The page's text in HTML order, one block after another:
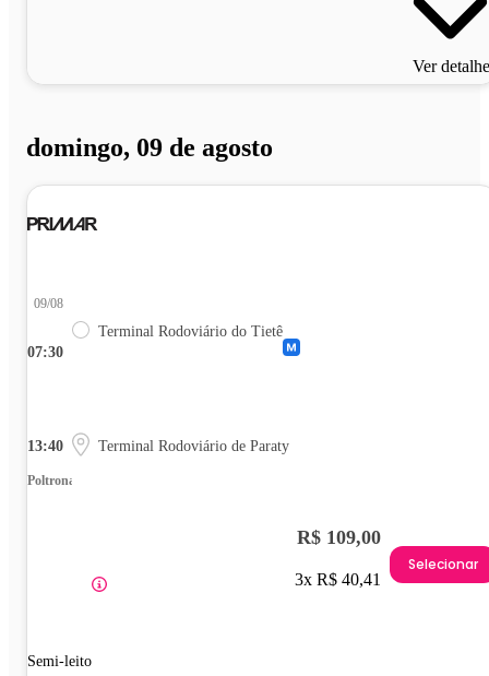
Ver
domingo, 09 de agosto
07:30
09/08
Terminal Rodoviário do Tietê
13:40 Terminal Rodoviário de Paraty
Poltrona
Semi-leito
R$ 109,00
3x R$ 40,41
Selecionar